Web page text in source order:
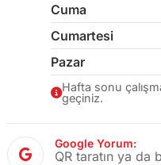
Cuma
Cumartesi
Pazar
Hafta sonu
geçiniz.
Google Yorum:
QR taratın ya da